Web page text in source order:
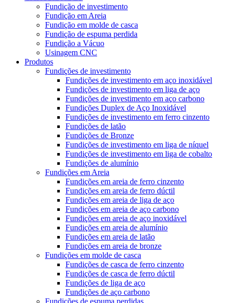
Fundição de investimento
Fundição em Areia
Fundição em molde de casca
Fundição de espuma perdida
Fundição a Vácuo
Usinagem CNC
Produtos
Fundições de investimento
Fundições de investimento em aço inoxidável
Fundições de investimento em liga de aço
Fundições de investimento em aço carbono
Fundições Duplex de Aço Inoxidável
Fundições de investimento em ferro cinzento
Fundições de latão
Fundições de Bronze
Fundições de investimento em liga de níquel
Fundições de investimento em liga de cobalto
Fundições de alumínio
Fundições em Areia
Fundições em areia de ferro cinzento
Fundições em areia de ferro dúctil
Fundições em areia de liga de aço
Fundições em areia de aço carbono
Fundições em areia de aço inoxidável
Fundições em areia de alumínio
Fundições em areia de latão
Fundições em areia de bronze
Fundições em molde de casca
Fundições de casca de ferro cinzento
Fundições de casca de ferro dúctil
Fundições de liga de aço
Fundições de aço carbono
Fundições de espuma perdidas